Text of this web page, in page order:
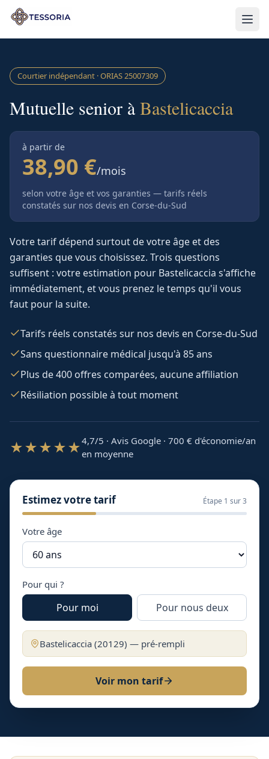
Aller au contenu principal
Courtier indépendant · ORIAS25007309
Mutuelle senior àBastelicaccia
à partir de
38,90 €/mois
selon votre âge et vos garanties — tarifs réels
constatés sur nos devis en Corse-du-Sud
Votre tarif dépend surtout de votre âge et des
garanties que vous choisissez. Trois questions
suffisent : votre estimation pour Bastelicaccia s'affiche
immédiatement, et vous prenez le temps qu'il vous
faut pour la suite.
Tarifs réels constatés sur nos devis en Corse-du-Sud
Sans questionnaire médical jusqu'à 85 ans
Plus de 400 offres comparées, aucune affiliation
Résiliation possible à tout moment
★★★★★4,7/5 · Avis Google · 700 € d'économie/an
en moyenne
Estimez votre tarif Étape 1 sur 3
Votre âge
Pour qui ?
Pour moi Pour nous deux
Bastelicaccia (20129) — pré-rempli
Voir mon tarif